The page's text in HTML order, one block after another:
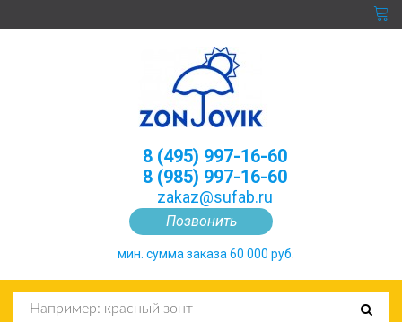
Позвонить
8 (495) 997-16-60
8 (985) 997-16-60
zakaz@sufab.ru
мин. сумма заказа 60 000 руб.